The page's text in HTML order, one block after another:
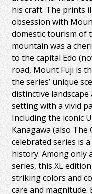
his craft. The prints
obsession with
domestic tourism of
mountain was a
to the capital Edo
road, Mount Fuji is
the series’ unique
distinctive
setting with a vivid
Including the iconic
Kanagawa (also The
celebrated series is
history. Among only
series, this XL
striking colors and
care and